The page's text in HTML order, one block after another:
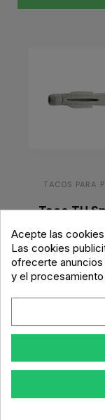
TACOS PARA
Taco TU
5,40 €
carrito
Acepte las
Las cookies
ofrecerte
y el